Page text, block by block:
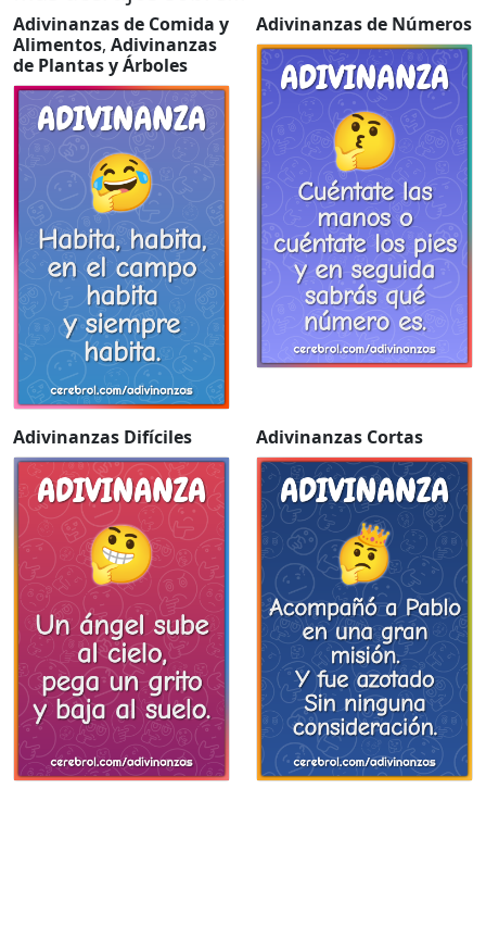
Adivinanzas de Comida y
Alimentos, Adivinanzas
de Plantas y Árboles
Adivinanzas de Números
Adivinanzas Difíciles Adivinanzas Cortas